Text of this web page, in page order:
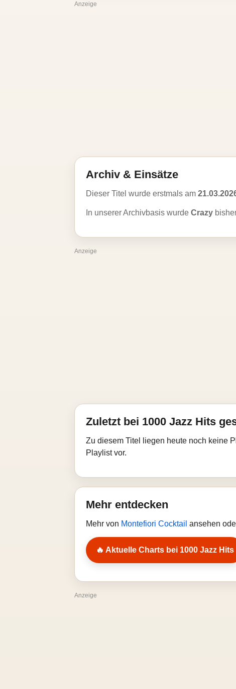
Anzeige
Archiv & Einsätze
Dieser Titel wurde erstmals am
In unserer Archivbasis wurde Crazy
Anzeige
Zuletzt bei 1000 Jazz Hits
Zu diesem Titel liegen heute noch keine
Playlist vor.
Mehr entdecken
Mehr von Montefiori Cocktail ansehen
🔥 Aktuelle Charts bei 1000 Jazz Hits
Anzeige